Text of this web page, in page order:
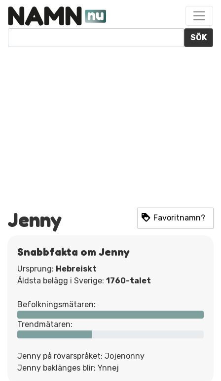
SÖK
Jenny Favoritnamn?
Snabbfakta om Jenny
Ursprung: Hebreiskt
Äldsta belägg i Sverige: 1760-talet
Befolkningsmätaren:
Trendmätaren:
Jenny på rövarspråket: Jojenonny
Jenny baklänges blir: Ynnej